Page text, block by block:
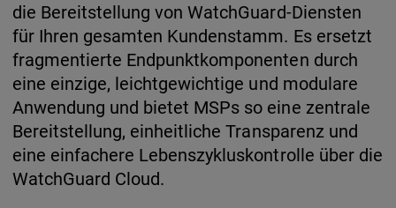
die Bereitstellung von WatchGuard-Diensten
für Ihren gesamten Kundenstamm. Es ersetzt
fragmentierte Endpunktkomponenten durch
eine einzige, leichtgewichtige und modulare
Anwendung und bietet MSPs so eine zentrale
Bereitstellung, einheitliche Transparenz und
eine einfachere Lebenszykluskontrolle über die
WatchGuard Cloud.